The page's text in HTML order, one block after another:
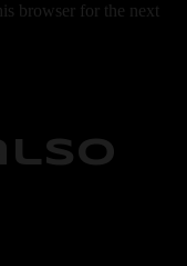
browser for the next